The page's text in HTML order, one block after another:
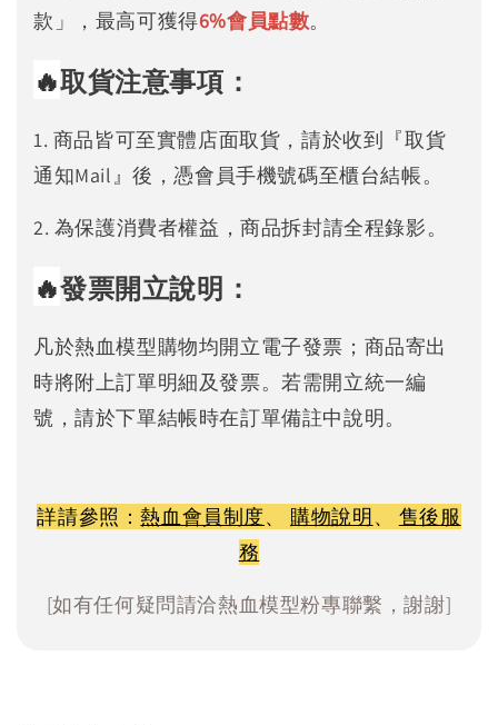
款」，最高可獲得6%會員點數。
🔥取貨注意事項：
1. 商品皆可至實體店面取貨，請於收到『取貨
通知Mail』後，憑會員手機號碼至櫃台結帳。
2. 為保護消費者權益，商品拆封請全程錄影。
🔥發票開立說明：
凡於熱血模型購物均開立電子發票；商品寄出
時將附上訂單明細及發票。若需開立統一編
號，請於下單結帳時在訂單備註中說明。
詳請參照：熱血會員制度、 購物說明、 售後服
務
[如有任何疑問請洽熱血模型粉專聯繫，謝謝]